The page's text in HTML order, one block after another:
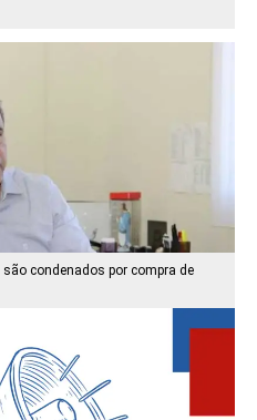
condenados por compra de